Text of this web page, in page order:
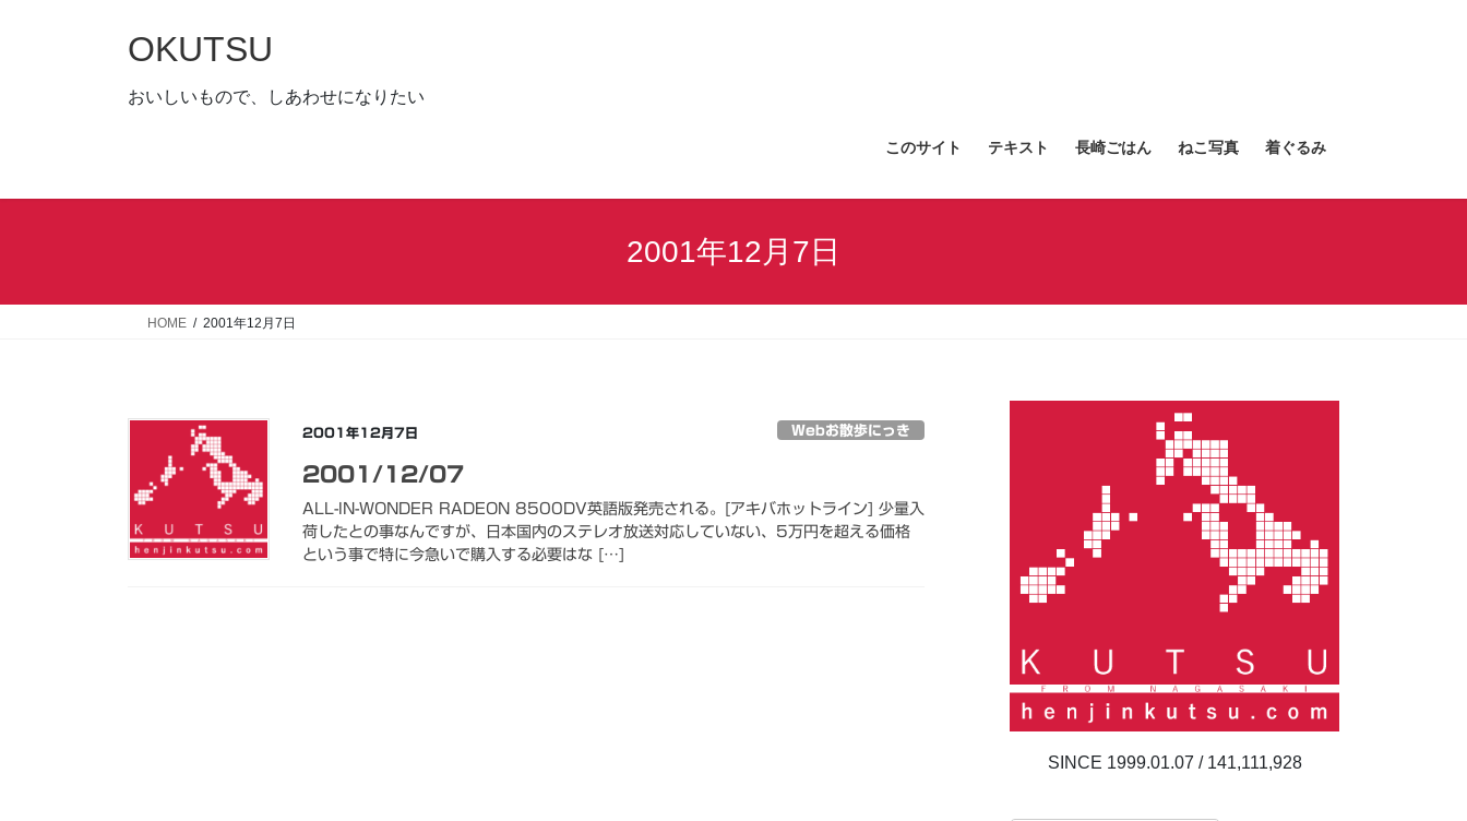
キ
に
OKUTSU
おいしいもので、しあわせになりたい
このサイト テキスト 長崎ごはん ねこ写真 着ぐるみ
2001年12月7日
HOME 2001年12月7日
2001年12月7日 Webお散歩にっき
2001/12/07
ALL-IN-WONDER RADEON 8500DV英語版発売される。[アキバホットライン] 少量入
荷したとの事なんですが、日本国内のステレオ放送対応していない、5万円を超える価格
という事で特に今急いで購入する必要はな […]
141,111,928